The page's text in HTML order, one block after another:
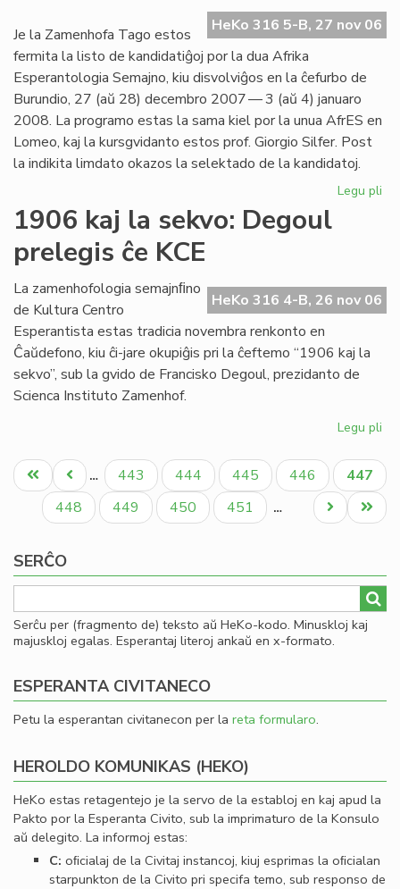
HeKo 316 5-B, 27 nov 06
Je la Zamenhofa Tago estos
fermita la listo de kandidatiĝoj por la dua Afrika
Esperantologia Semajno, kiu disvolviĝos en la ĉefurbo de
Burundio, 27 (aŭ 28) decembro 2007 — 3 (aŭ 4) januaro
2008. La programo estas la sama kiel por la unua AfrES en
Lomeo, kaj la kursgvidanto estos prof. Giorgio Silfer. Post
la indikita limdato okazos la selektado de la kandidatoj.
Legu pli
1906 kaj la sekvo: Degoul
prelegis ĉe KCE
HeKo 316 4-B, 26 nov 06
La zamenhofologia semajnﬁno
de Kultura Centro
Esperantista estas tradicia novembra renkonto en
Ĉaŭdefono, kiu ĉi-jare okupiĝis pri la ĉeftemo “1906 kaj la
sekvo”, sub la gvido de Francisko Degoul, prezidanto de
Scienca Instituto Zamenhof.
Legu pli
kaj
la
Pagination
Unua
paĝo
Antaŭa
paĝo
… Paĝo
443 Paĝo
444 Paĝo
445 Paĝo
446
Aktuala
paĝo
447
Paĝo
448 Paĝo
449 Paĝo
450 Paĝo
451 …
Last
page
Next
page
SERĈO
Serĉu per (fragmento de) teksto aŭ HeKo-kodo. Minuskloj kaj
majuskloj egalas. Esperantaj literoj ankaŭ en x-formato.
ESPERANTA CIVITANECO
Petu la esperantan civitanecon per la reta formularo.
HEROLDO KOMUNIKAS (HEKO)
HeKo estas retagentejo je la servo de la establoj en kaj apud la
Pakto por la Esperanta Civito, sub la imprimaturo de la Konsulo
aŭ delegito. La informoj estas:
C: oﬁcialaj de la Civitaj instancoj, kiuj esprimas la oﬁcialan
starpunkton de la Civito pri specifa temo, sub responso de